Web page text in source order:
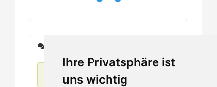
Ihre Privatsphäre ist
uns wichtig
No items found